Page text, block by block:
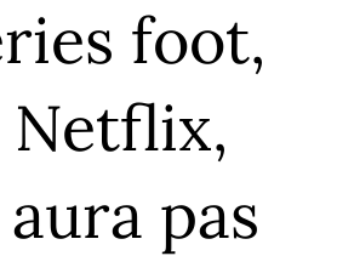
foot,
Netflix,
pas